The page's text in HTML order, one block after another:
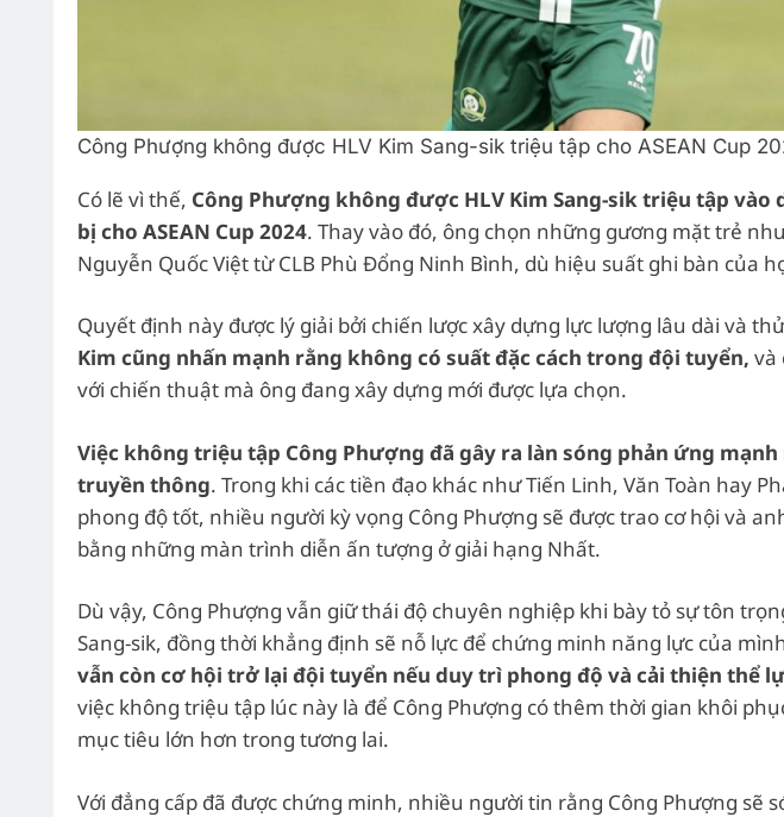
Công Phượng không được HLV Kim Sang-sik triệu tập cho ASEAN Cup
Có lẽ vì thế, Công Phượng không được HLV Kim Sang-sik triệu tập vào
bị cho ASEAN Cup 2024. Thay vào đó, ông chọn những gương mặt trẻ
Nguyễn Quốc Việt từ CLB Phù Đổng Ninh Bình, dù hiệu suất ghi bàn của
Quyết định này được lý giải bởi chiến lược xây dựng lực lượng lâu dài và
Kim cũng nhấn mạnh rằng không có suất đặc cách trong đội tuyển, và
với chiến thuật mà ông đang xây dựng mới được lựa chọn.
Việc không triệu tập Công Phượng đã gây ra làn sóng phản ứng
truyền thông. Trong khi các tiền đạo khác như Tiến Linh, Văn Toàn hay
phong độ tốt, nhiều người kỳ vọng Công Phượng sẽ được trao cơ hội và
bằng những màn trình diễn ấn tượng ở giải hạng Nhất.
Dù vậy, Công Phượng vẫn giữ thái độ chuyên nghiệp khi bày tỏ sự tôn
Sang-sik, đồng thời khẳng định sẽ nỗ lực để chứng minh năng lực của
vẫn còn cơ hội trở lại đội tuyển nếu duy trì phong độ và cải thiện thể
việc không triệu tập lúc này là để Công Phượng có thêm thời gian khôi
mục tiêu lớn hơn trong tương lai.
Với đẳng cấp đã được chứng minh, nhiều người tin rằng Công Phượng sẽ